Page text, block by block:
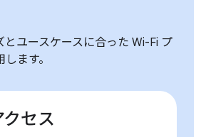
とユースケースに合った Wi-Fi プ
ます。
セス